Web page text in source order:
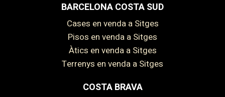
BARCELONA COSTA SUD
Cases en venda a Sitges
Pisos en venda a Sitges
Àtics en venda a Sitges
Terrenys en venda a Sitges
COSTA BRAVA